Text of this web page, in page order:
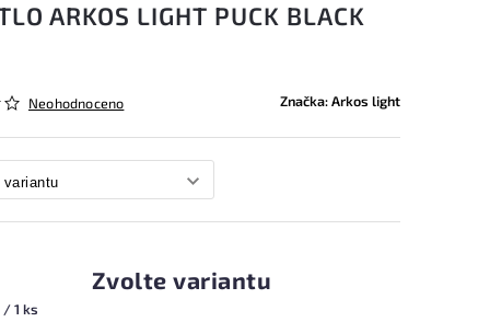
ARKOS LIGHT PUCK BLACK
Neohodnoceno Značka:Arkos light
/ 1 ks
Zvolte variantu